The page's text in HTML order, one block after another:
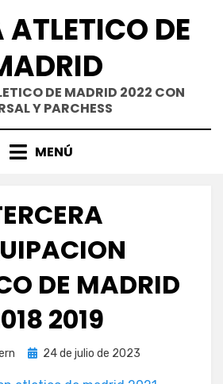
DE
DE MADRID 2022 CON
Y PARCHESS
MENÚ
DE MADRID
2019
Publicada
24 de julio de 2023